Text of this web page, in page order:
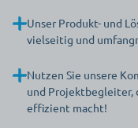
Unser Produkt- und
vielseitig und
Nutzen Sie unsere
und Projektbegleiter,
effizient macht!